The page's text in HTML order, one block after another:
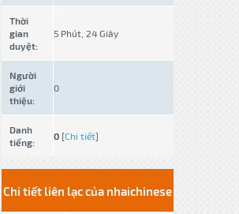
Thời
gian
duyệt:
5 Phút, 24 Giây
Người
giới
thiệu:
0
Danh
tiếng:
0 [Chi tiết]
Chi tiết liên lạc của nhaichinese